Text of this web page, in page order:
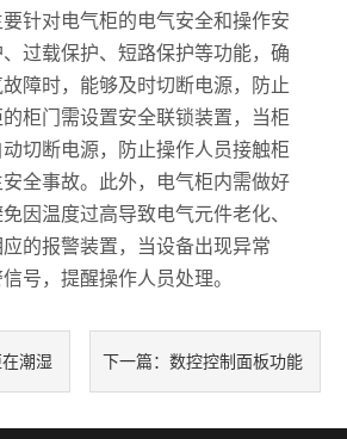
针对电气柜的电气安全和操作安
过载保护、短路保护等功能，确
障时，能够及时切断电源，防止
柜门需设置安全联锁装置，当柜
切断电源，防止操作人员接触柜
全事故。此外，电气柜内需做好
因温度过高导致电气元件老化、
的报警装置，当设备出现异常
号，提醒操作人员处理。
潮湿 下一篇： 数控控制面板功能